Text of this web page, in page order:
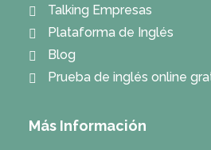
Talking Empresas
Plataforma de Inglés
Blog
Prueba de inglés online
Más Información